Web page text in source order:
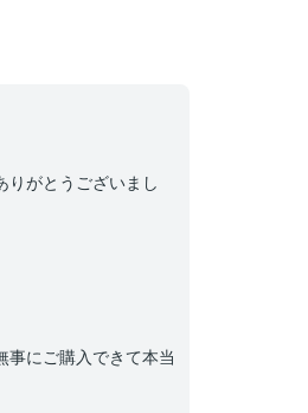
りがとうございまし
事にご購入できて本当